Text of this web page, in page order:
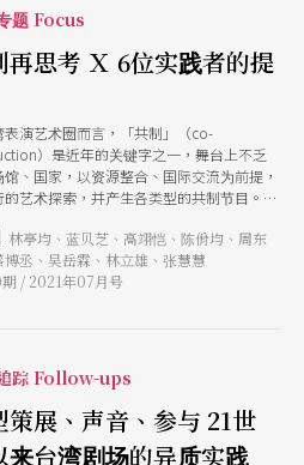
国、超过800件申请提案中选出了30个作
4天的展会中全版呈现，包括高比例在公
进行的演出，以及跨越年龄分野的作品，并
题研讨论坛。策画者在疫情后提出了什么样
、观察和策略，这些规划如何影响展会内
主轴。 面对未来挑战的新模式 舞蹈博览
关注作品 以专业人士为主的舞蹈博览会，
著市场导向的规划，从业人士聚集的流程主
选节目、买制作的任务。近年来，包括舞蹈
在内的许多当代展会都渐渐转向促进交流与
享的平台，希望突破产品交易的想像。这也
合总监的核心价值，以及她们的策画提案
选中获选的原因。两人著重于藉展会的
脉络，以及过往视之理所当然的种种结构
层面。 这些挑战和数位化与永续的议题
永续不仅涉及环境资源，也关于建立更永续
题 Focus
再思考 Ｘ 6位实践者的提
表演艺术圈而言，「共制」（co-
）是近年的关键字之一，舞台上不乏
馆、国家，以资源整合、国际交流为前提，
的艺术探索，并产生各类型的共制节目。
类。前者以资金挹注为主，后者涉及不同
艺术理念协商，此两类型间往往有模糊地
团队、制作人、艺术家或机构之间对「共
续到位，各馆、各地方的艺术节相继举
进了场馆共制、国际共制等市场需求，也需
更深入的对话与交流，方能推展创作能量。
试透过6位身处「共制」大群体中的实践
身体力行得来的反思与再提问，尝试描绘
林亭均、蓝贝芝、高翊恺、陈佾均、周东
博丞、吴岳霖、林立雄、张慧慧
/ 2021年07月号
踪 Follow-ups
策展、声音、参与 21世
来台湾剧场的异质实践